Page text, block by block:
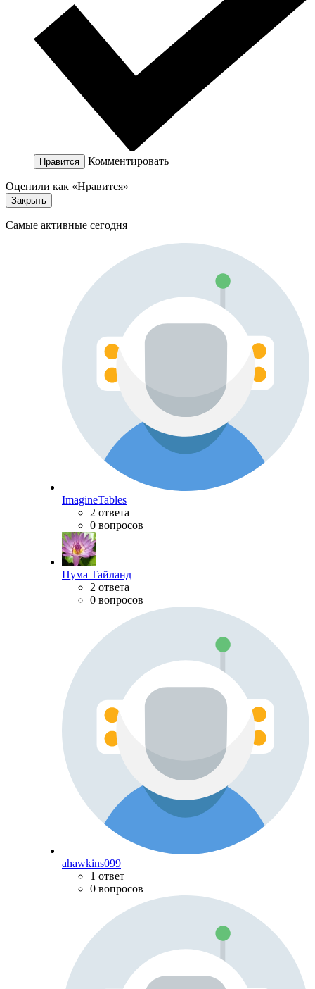
Нравится Комментировать
Оценили как «Нравится»
Закрыть
Самые активные сегодня
ImagineTables
2 ответа
0 вопросов
Пума Тайланд
2 ответа
0 вопросов
ahawkins099
1 ответ
0 вопросов